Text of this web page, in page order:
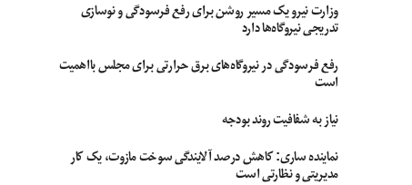
وزارت نیرو یک مسیر روشن برای رفع فرسودگی و نوسازی
تدریجی نیروگاه‌ها دارد
رفع فرسودگی در نیروگاه‌های برق حرارتی برای مجلس بااهمیت
است
نیاز به شفافیت روند بودجه
نماینده ساری: کاهش درصد آلایندگی سوخت مازوت، یک کار
مدیریتی و نظارتی است